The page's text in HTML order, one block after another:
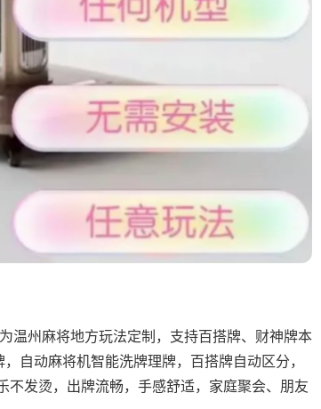
温州麻将地方玩法定制，支持百搭牌、财神牌本
自动麻将机智能洗牌理牌，百搭牌自动区分，
发烫，出牌流畅，手感舒适，家庭聚会、朋友